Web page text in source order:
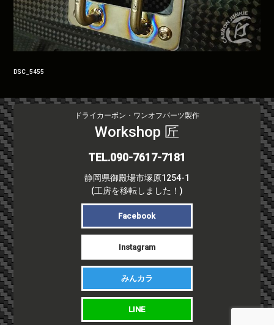
投
ナ
ビ
ゲ
ー
シ
ョ
ン
DSC_5455
ドライカーボン・ワンオフパーツ製作
Workshop 匠
TEL.090-7617-7181
静岡県御殿場市塚原1254-1
(工房を移転しました！)
Facebook
Instagram
みんカラ
LINE